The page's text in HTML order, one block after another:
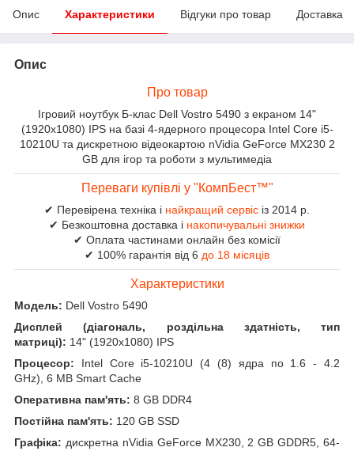
Опис Характеристики Відгуки про товар Доставка
Опис
Про товар
Ігровий ноутбук Б-клас Dell Vostro 5490 з екраном 14"
(1920x1080) IPS на базі 4-ядерного процесора Intel Core i5-
10210U та дискретною відеокартою nVidia GeForce MX230 2
GB для ігор та роботи з мультимедіа
Переваги купівлі у "КомпБест™"
✔ Перевірена техніка і найкращий сервіс із 2014 р.
✔ Безкоштовна доставка і накопичувальні знижки
✔ Оплата частинами онлайн без комісії
✔ 100% гарантія від 6 до 18 місяців
Характеристики
Модель: Dell Vostro 5490
Дисплей (діагональ, роздільна здатність, тип
матриці): 14" (1920x1080) IPS
Процесор: Intel Core i5-10210U (4 (8) ядра по 1.6 - 4.2
GHz), 6 MB Smart Cache
Оперативна пам'ять: 8 GB DDR4
Постійна пам'ять: 120 GB SSD
Графіка: дискретна nVidia GeForce MX230, 2 GB GDDR5, 64-